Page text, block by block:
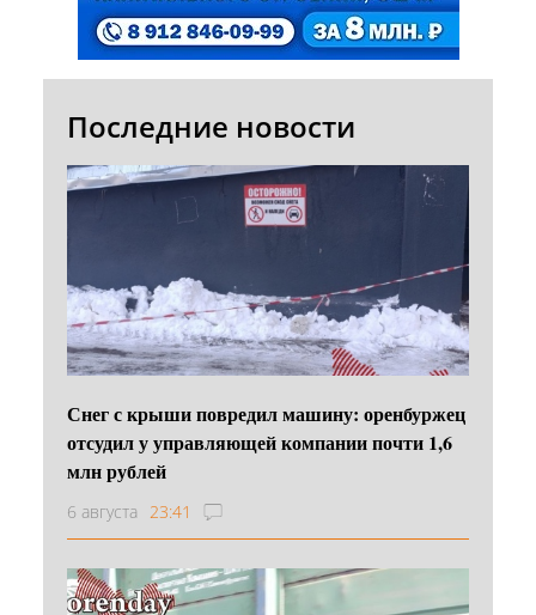
Последние новости
Снег с крыши повредил машину: оренбуржец
отсудил у управляющей компании почти 1,6
млн рублей
6 августа 23:41